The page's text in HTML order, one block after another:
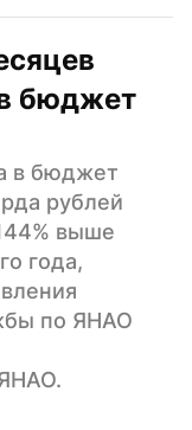
бюджет
в бюджет
рублей
выше
года,
по ЯНАО